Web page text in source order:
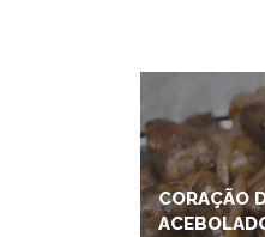
CORAÇÃO